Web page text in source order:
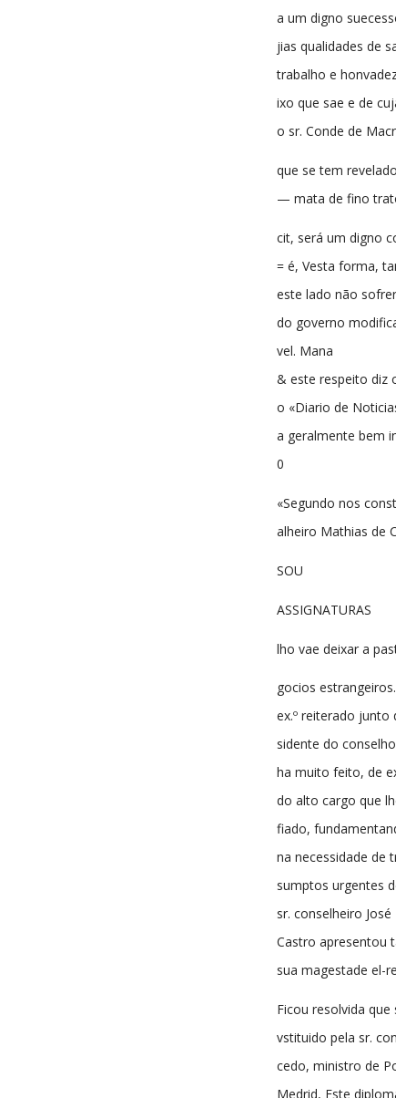
a um digno
jias qualidades de
trabalho e
ixo que sae e de
o sr. Conde de
que se tem
— mata de fino
cit, será um digno
= é, Vesta forma,
este lado não
do governo
vel. Mana
& este respeito diz
o «Diario de
a geralmente bem
0
«Segundo nos
alheiro Mathias de
SOU
ASSIGNATURAS
lho vae deixar a
gocios
ex.º reiterado junto
sidente do
ha muito feito, de
do alto cargo que
fiado,
na necessidade de
sumptos urgentes
sr. conselheiro
Castro apresentou
sua magestade el-
Ficou resolvida que
vstituido pela sr.
cedo, ministro de
Medrid, Este